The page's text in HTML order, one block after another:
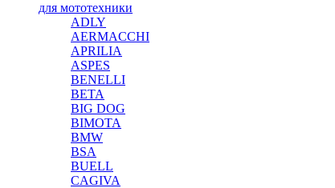
для мототехники
ADLY
AERMACCHI
APRILIA
ASPES
BENELLI
BETA
BIG DOG
BIMOTA
BMW
BSA
BUELL
CAGIVA